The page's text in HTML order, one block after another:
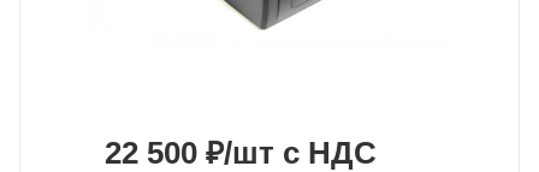
22 500 ₽/шт с НДС